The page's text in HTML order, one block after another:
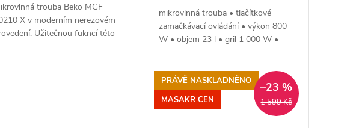
trouba Beko MGF
X v moderním nerezovém
Užitečnou fukncí této
s displejem. Je možnost
mikrovlnná trouba • tlačítkové
zamačkávací ovládání • výkon 800
W • objem 23 l • gril 1 000 W •
displej •...
PRÁVĚ NASKLADNĚNO
MASAKR CEN
1 599 Kč
–23 %